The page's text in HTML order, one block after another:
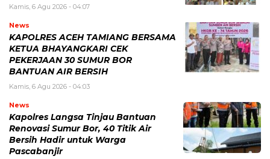
Kamis, 6 Agu 2026 - 04:07
News
KAPOLRES ACEH TAMIANG BERSAMA
KETUA BHAYANGKARI CEK
PEKERJAAN 30 SUMUR BOR
BANTUAN AIR BERSIH
Kamis, 6 Agu 2026 - 04:03
News
Kapolres Langsa Tinjau Bantuan
Renovasi Sumur Bor, 40 Titik Air
Bersih Hadir untuk Warga
Pascabanjir